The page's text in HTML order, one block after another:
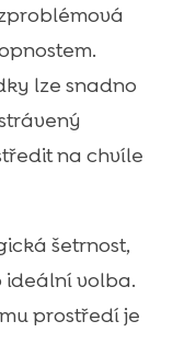
lze snadno
na chvíle
šetrnost,
ideální volba.
prostředí je